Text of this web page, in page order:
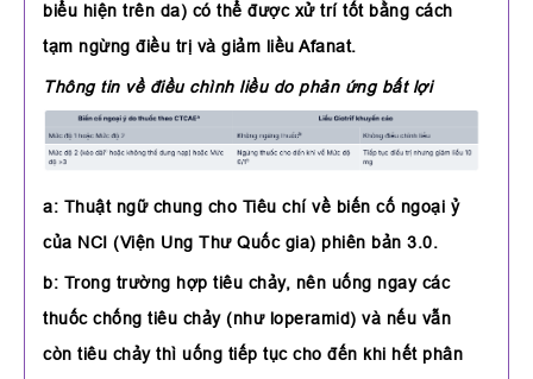
biểu hiện trên da) có thể được xử trí tốt bằng cách
tạm ngừng điều trị và giảm liều Afanat.
Thông tin về điều chình liều do phản ứng bất lợi
a: Thuật ngữ chung cho Tiêu chí về biến cố ngoại ỷ
của NCI (Viện Ung Thư Quốc gia) phiên bản 3.0.
b: Trong trường hợp tiêu chảy, nên uống ngay các
thuốc chống tiêu chảy (như loperamid) và nếu vẫn
còn tiêu chảy thì uống tiếp tục cho đến khi hết phân